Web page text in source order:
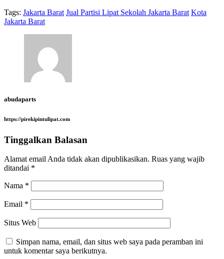
Tags: Jakarta Barat Jual Partisi Lipat Sekolah Jakarta Barat Kota
Jakarta Barat
abudaparts
https://pirekipintulipat.com
Tinggalkan Balasan
Alamat email Anda tidak akan dipublikasikan. Ruas yang wajib
ditandai *
Nama *
Email *
Situs Web
Simpan nama, email, dan situs web saya pada peramban ini
untuk komentar saya berikutnya.